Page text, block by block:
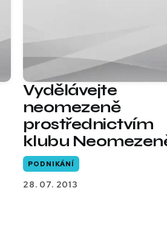
Vydělávejte
neomezeně
prostřednictvím
klubu
PODNIKÁNÍ
28. 07. 2013